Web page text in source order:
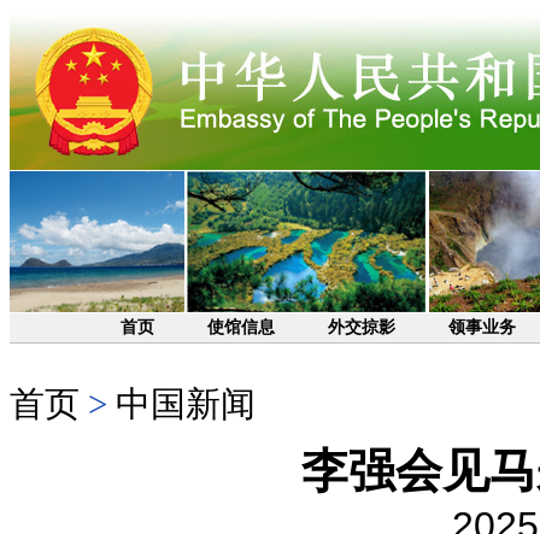
首页 使馆信息 外交掠影 领事业务
首页 > 中国新闻
李强会见